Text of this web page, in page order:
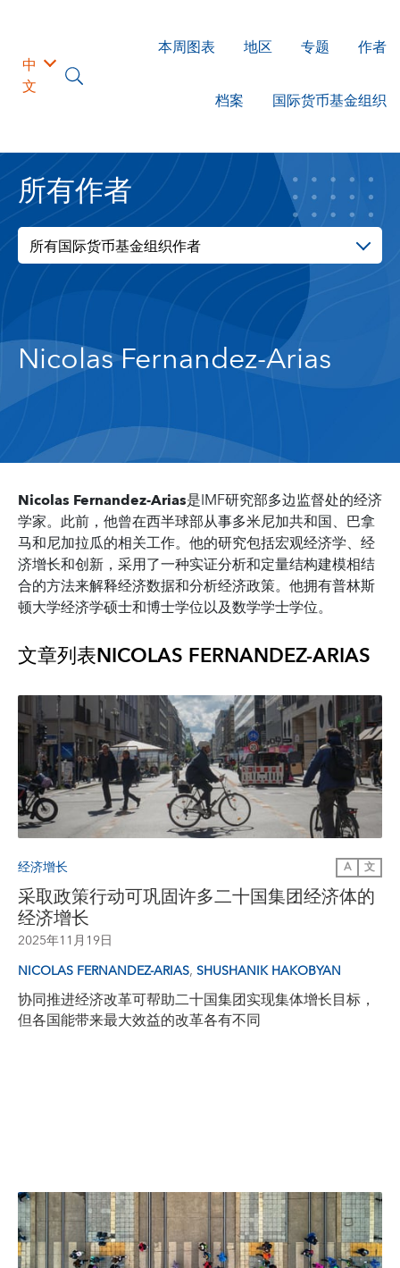
中
文
本周图表 地区 专题 作者
档案 国际货币基金组织
所有作者
所有国际货币基金组织作者
Nicolas Fernandez-Arias
Nicolas Fernandez-Arias是IMF研究部多边监督处的经济
学家。此前，他曾在西半球部从事多米尼加共和国、巴拿
马和尼加拉瓜的相关工作。他的研究包括宏观经济学、经
济增长和创新，采用了一种实证分析和定量结构建模相结
合的方法来解释经济数据和分析经济政策。他拥有普林斯
顿大学经济学硕士和博士学位以及数学学士学位。
文章列表NICOLAS FERNANDEZ-ARIAS
经济增长 A 文
采取政策行动可巩固许多二十国集团经济体的
经济增长
2025年11月19日
NICOLAS FERNANDEZ-ARIAS, SHUSHANIK HAKOBYAN
协同推进经济改革可帮助二十国集团实现集体增长目标，
但各国能带来最大效益的改革各有不同